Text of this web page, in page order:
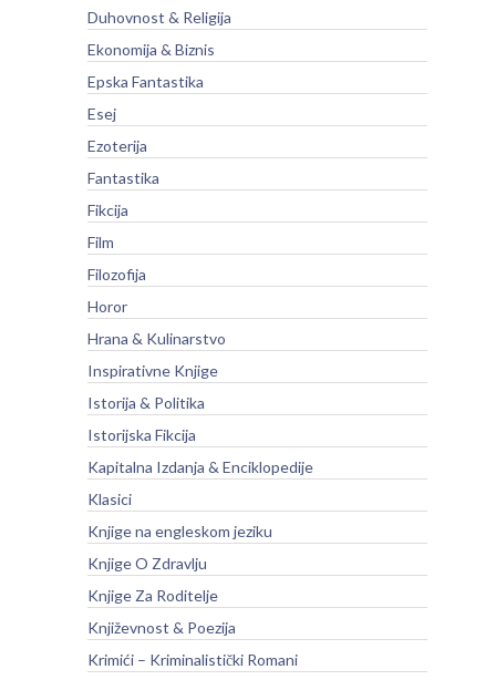
Duhovnost & Religija
Ekonomija & Biznis
Epska Fantastika
Esej
Ezoterija
Fantastika
Fikcija
Film
Filozofija
Horor
Hrana & Kulinarstvo
Inspirativne Knjige
Istorija & Politika
Istorijska Fikcija
Kapitalna Izdanja & Enciklopedije
Klasici
Knjige na engleskom jeziku
Knjige O Zdravlju
Knjige Za Roditelje
Književnost & Poezija
Krimići – Kriminalistički Romani